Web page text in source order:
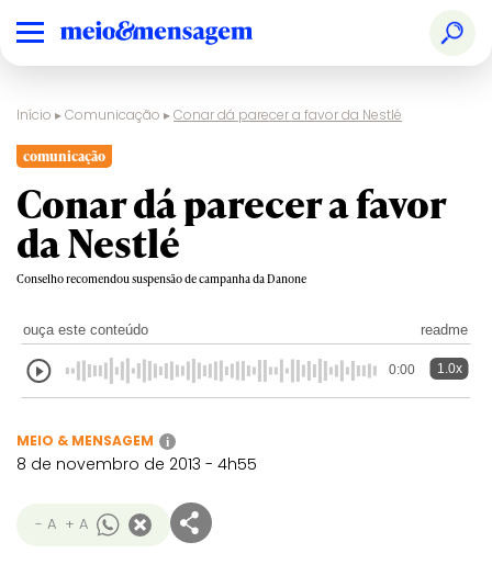
Início ▸Comunicação ▸Conar dá parecer a favor da Nestlé
comunicação
Conar dá parecer a favor
da Nestlé
Conselho recomendou suspensão de campanha da Danone
ouça este conteúdo readme
0:00 1.0x
MEIO & MENSAGEM i
8 de novembro de 2013 - 4h55
- A + A